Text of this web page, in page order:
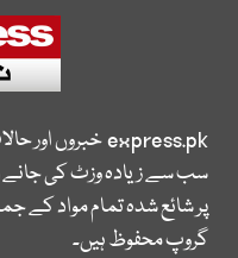
express.pkخبروں اور
سب سے زیادہ وزٹ کی
پر شائع شدہ تمام مواد کے
گروپ محفوظ ہیں۔